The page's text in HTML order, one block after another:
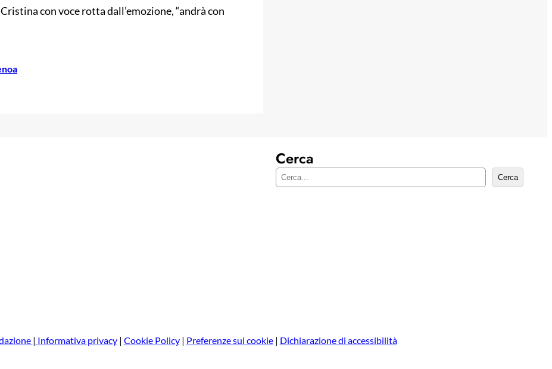
con voce rotta dall’emozione, “andrà con
Cerca
C
Cerca
| Informativa privacy| Cookie Policy| Preferenze sui cookie| Dichiarazione di accessibilità